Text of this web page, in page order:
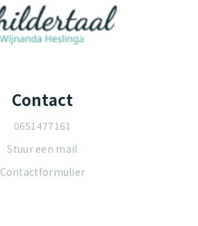
Contact
0651477161
Stuur een mail
Contactformulier